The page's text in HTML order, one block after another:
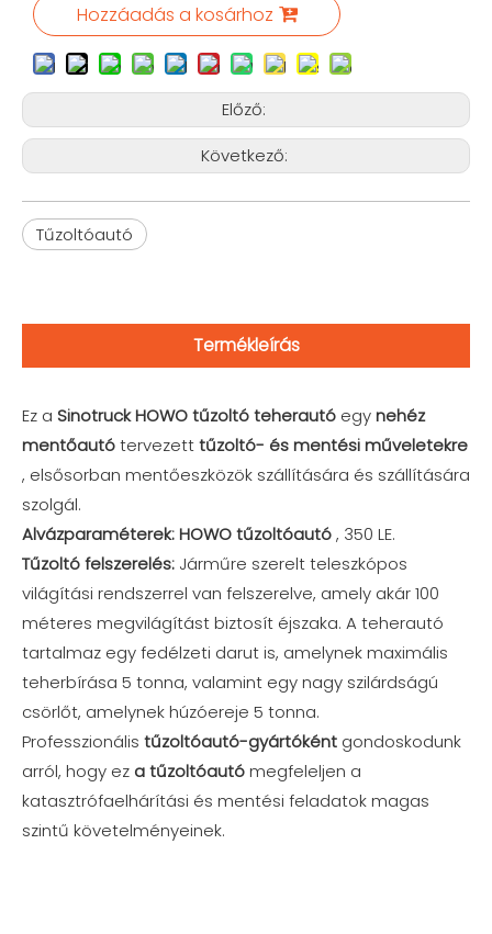
Hozzáadás a kosárhoz
Előző:
Következő:
Tűzoltóautó
Termékleírás
Ez a Sinotruck HOWO tűzoltó teherautó egynehéz
mentőautótervezetttűzoltó- és mentési műveletekre
, elsősorban mentőeszközök szállítására és szállítására
szolgál.
Alvázparaméterek:HOWO tűzoltóautó, 350 LE.
Tűzoltó felszerelés: Járműre szerelt teleszkópos
világítási rendszerrel van felszerelve, amely akár 100
méteres megvilágítást biztosít éjszaka. A teherautó
tartalmaz egy fedélzeti darut is, amelynek maximális
teherbírása 5 tonna, valamint egy nagy szilárdságú
csörlőt, amelynek húzóereje 5 tonna.
Professzionális tűzoltóautó-gyártóként gondoskodunk
arról, hogy ez a tűzoltóautómegfeleljen a
katasztrófaelhárítási és mentési feladatok magas
szintű követelményeinek.